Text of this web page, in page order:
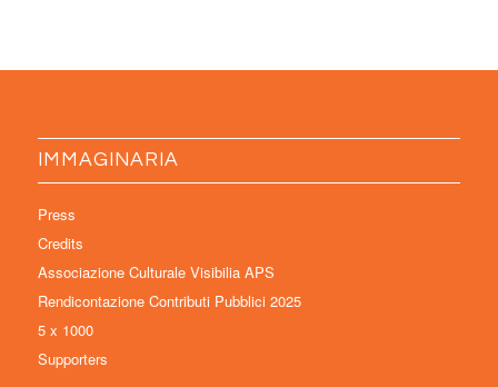
IMMAGINARIA
Press
Credits
Associazione Culturale Visibilia APS
Rendicontazione Contributi Pubblici 2025
5 x 1000
Supporters